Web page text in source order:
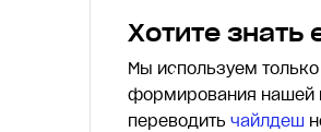
Хотите
Мы используем
формирования нашей
переводить чайлдеш